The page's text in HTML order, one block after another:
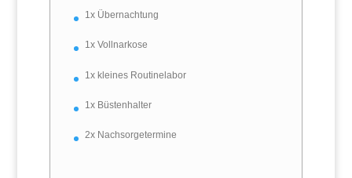
1x Übernachtung
1x Vollnarkose
1x kleines Routinelabor
1x Büstenhalter
2x Nachsorgetermine